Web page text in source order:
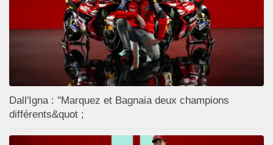
Dall'Igna : "Marquez et Bagnaia deux champions
différents&quot ;